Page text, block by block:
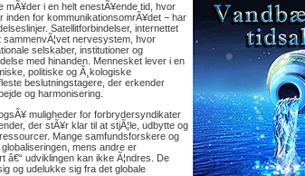
mÃ¥der i en helt enestÃ¥ende tid, hvor
inden for kommunikationsomrÃ¥det − har
Satellitforbindelser, internettet
sammenvÃ¦vet nervesystem, hvor
selskaber, institutioner og
med hinanden. Mennesket lever i en
politiske og Ã¸kologiske
beslutningstagere, der erkender
og harmonisering.
muligheder for forbrydersyndikater
der stÃ¥r klar til at stjÃ¦le, udbytte og
Mange samfundsforskere og
mens andre er
â€“ udviklingen kan ikke Ã¦ndres. De
og udelukke sig fra det globale